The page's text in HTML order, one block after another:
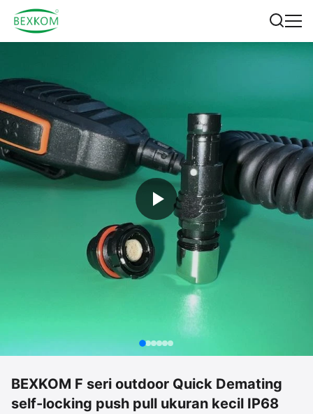
BEXKOM F seri outdoor Quick Demating
self-locking push pull ukuran kecil IP68